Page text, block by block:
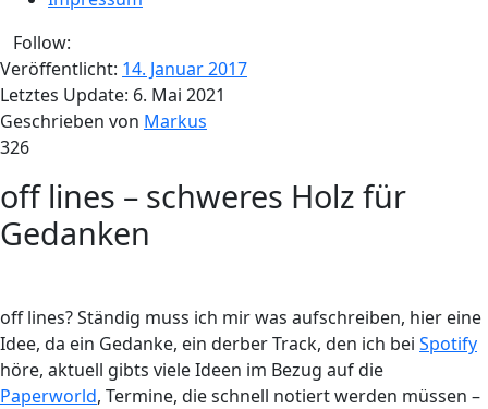
Follow:
Veröffentlicht: 14. Januar 2017
Letztes Update: 6. Mai 2021
Geschrieben von Markus
326
off lines – schweres Holz für
Gedanken
off lines?Ständig muss ich mir was aufschreiben, hier eine
Idee, da ein Gedanke, ein derber Track, den ich bei Spotify
höre, aktuell gibts viele Ideen im Bezug auf die
Paperworld, Termine, die schnell notiert werden müssen –